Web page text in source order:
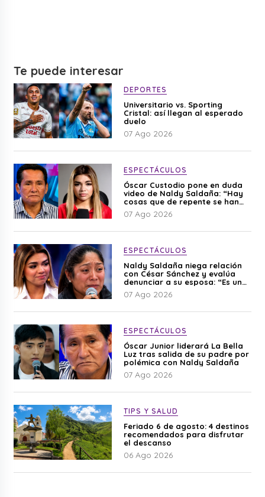
Te puede interesar
DEPORTES
Universitario vs. Sporting
Cristal: así llegan al esperado
duelo
07 Ago 2026
ESPECTÁCULOS
Óscar Custodio pone en duda
video de Naldy Saldaña: “Hay
cosas que de repente se han
editado”
07 Ago 2026
ESPECTÁCULOS
Naldy Saldaña niega relación
con César Sánchez y evalúa
denunciar a su esposa: “Es una
difamación”
07 Ago 2026
ESPECTÁCULOS
Óscar Junior liderará La Bella
Luz tras salida de su padre por
polémica con Naldy Saldaña
07 Ago 2026
TIPS Y SALUD
Feriado 6 de agosto: 4 destinos
recomendados para disfrutar
el descanso
06 Ago 2026